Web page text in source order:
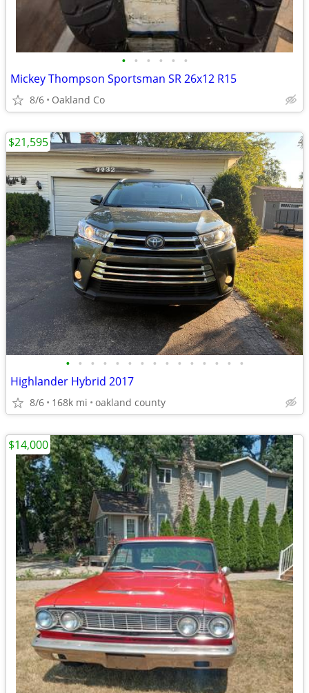
• • • • • •
Mickey Thompson Sportsman SR 26x12 R15
8/6 Oakland Co
• • • • • • • • • • • • • • •
Highlander Hybrid 2017
8/6 168k mi oakland county
$21,595
$14,000